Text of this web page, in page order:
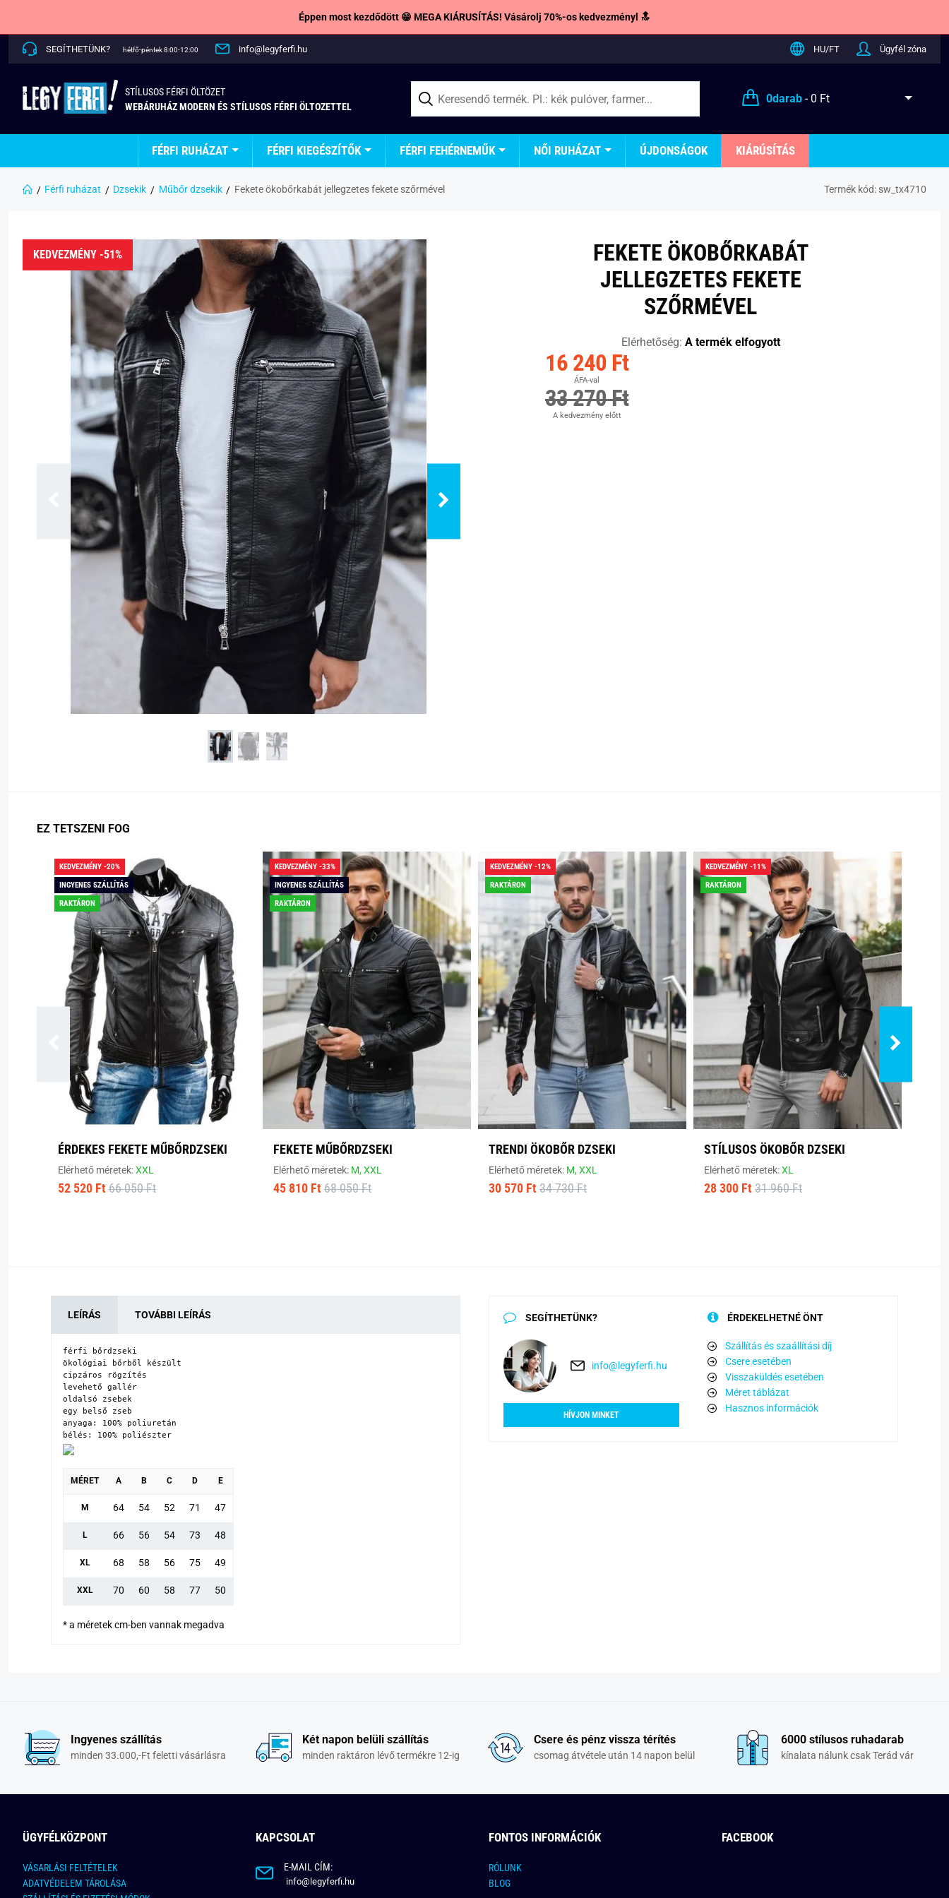
Éppen most kezdődött 😁 MEGA KIÁRUSÍTÁS! Vásárolj 70%-os kedvezményl 🔝
SEGÍTHETÜNK? hétfő-péntek 8:00-12:00 info@legyferfi.hu HU/FT Ügyfél zóna
STÍLUSOS FÉRFI ÖLTÖZET
WEBÁRUHÁZ MODERN ÉS STÍLUSOS FÉRFI ÖLTOZETTEL
0darab- 0 Ft
FÉRFI RUHÁZAT FÉRFI KIEGÉSZÍTŐK FÉRFI FEHÉRNEMŰK NŐI RUHÁZAT ÚJDONSÁGOK KIÁRÚSÍTÁS
Férfi ruházat Dzsekik Műbőr dzsekik Fekete ökobőrkabát jellegzetes fekete szőrmével Termék kód: sw_tx4710
KEDVEZMÉNY -51%
FEKETE ÖKOBŐRKABÁT
JELLEGZETES FEKETE
SZŐRMÉVEL
Elérhetőség: A termék elfogyott
16 240 Ft
ÁFA-val
33 270 Ft
A kedvezmény előtt
EZ TETSZENI FOG
KEDVEZMÉNY -20%
INGYENES SZÁLLÍTÁS
RAKTÁRON
ÉRDEKES FEKETE MŰBŐRDZSEKI
Elérhető méretek:XXL
52 520 Ft 66 050 Ft
KEDVEZMÉNY -33%
INGYENES SZÁLLÍTÁS
RAKTÁRON
FEKETE MŰBŐRDZSEKI
Elérhető méretek: M,XXL
45 810 Ft 68 050 Ft
KEDVEZMÉNY -12%
RAKTÁRON
TRENDI ÖKOBŐR DZSEKI
Elérhető méretek: M,XXL
30 570 Ft 34 730 Ft
KEDVEZMÉNY -11%
RAKTÁRON
STÍLUSOS ÖKOBŐR DZSEKI
Elérhető méretek:XL
28 300 Ft 31 960 Ft
LEÍRÁS TOVÁBBI LEÍRÁS
férfi bőrdzseki
ökológiai bőrből készült
cipzáros rögzítés
levehető gallér
oldalsó zsebek
egy belső zseb
anyaga: 100% poliuretán
bélés: 100% poliészter
MÉRET A B C D E
M 64 54 52 71 47
L 66 56 54 73 48
XL 68 58 56 75 49
XXL 70 60 58 77 50
* a méretek cm-ben vannak megadva
SEGÍTHETÜNK?
info@legyferfi.hu
HÍVJON MINKET
ÉRDEKELHETNÉ ÖNT
Szállítás és szaállítási díj
Csere esetében
Visszaküldés esetében
Méret táblázat
Hasznos információk
Ingyenes szállítás
minden 33.000,-Ft feletti vásárlásra
Két napon belüli szállítás
minden raktáron lévő termékre 12-ig
Csere és pénz vissza térítés
csomag átvétele után 14 napon belül
6000 stílusos ruhadarab
kínalata nálunk csak Terád vár
ÜGYFÉLKÖZPONT
VÁSARLÁSI FELTÉTELEK
ADATVÉDELEM TÁROLÁSA
KAPCSOLAT
E-MAIL CÍM:
info@legyferfi.hu
FONTOS INFORMÁCIÓK
RÓLUNK
BLOG
FACEBOOK